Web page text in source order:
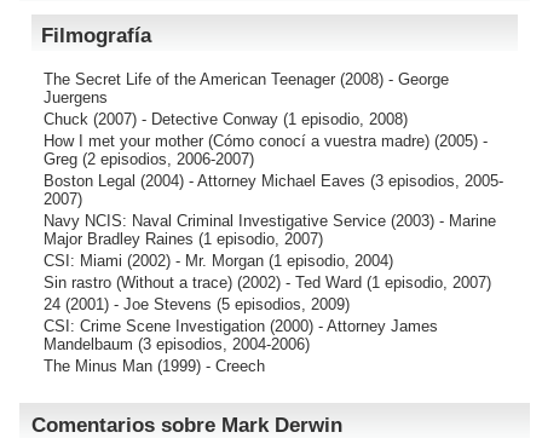
Filmografía
The Secret Life of the American Teenager (2008) - George
Juergens
Chuck (2007) - Detective Conway (1 episodio, 2008)
How I met your mother (Cómo conocí a vuestra madre) (2005) -
Greg (2 episodios, 2006-2007)
Boston Legal (2004) - Attorney Michael Eaves (3 episodios, 2005-
2007)
Navy NCIS: Naval Criminal Investigative Service (2003) - Marine
Major Bradley Raines (1 episodio, 2007)
CSI: Miami (2002) - Mr. Morgan (1 episodio, 2004)
Sin rastro (Without a trace) (2002) - Ted Ward (1 episodio, 2007)
24 (2001) - Joe Stevens (5 episodios, 2009)
CSI: Crime Scene Investigation (2000) - Attorney James
Mandelbaum (3 episodios, 2004-2006)
The Minus Man (1999) - Creech
Comentarios sobre Mark Derwin